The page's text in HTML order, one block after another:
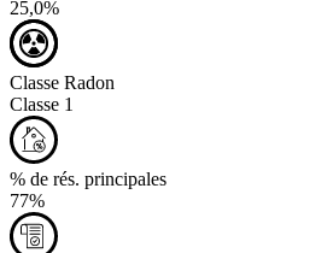
25,0%
Classe Radon
Classe 1
% de rés. principales
77%